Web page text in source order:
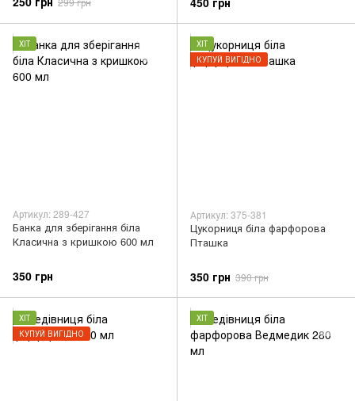
ХІТ
Артикул: 289-427
Банка для зберігання біла
Класична з кришкою 600 мл
350 грн
ХІТ
КУПУЙ ВИГІДНО
Артикул: 375-381
Цукорниця біла фарфорова
Пташка
350 грн 390 грн
ХІТ
КУПУЙ ВИГІДНО
ХІТ